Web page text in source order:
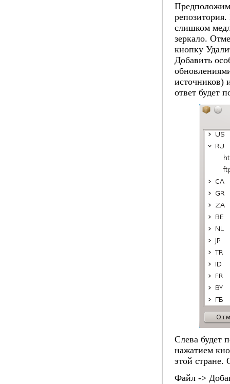
слишком
зеркало.
кнопку
Добавить
источников)
ответ будет
Слева будет
нажатием
этой стране.
Файл ->